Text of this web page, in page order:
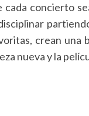
concierto
crean una
nueva y la